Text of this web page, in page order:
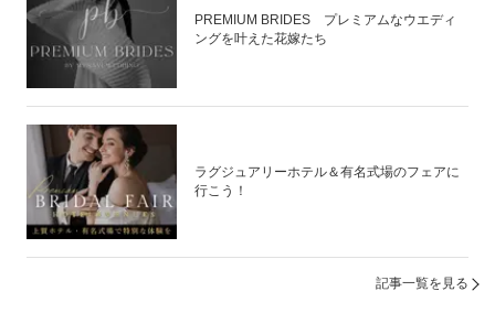
PREMIUM BRIDES プレミアムなウエディ
ングを叶えた花嫁たち
ラグジュアリーホテル＆有名式場のフェアに
行こう！
記事一覧を見る